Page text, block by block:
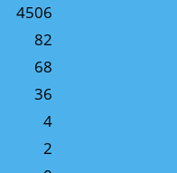
4506
82
68
36
4
2